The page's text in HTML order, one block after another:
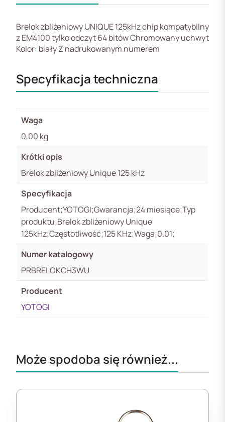
Brelok zbliżeniowy UNIQUE 125kHz chip kompatybilny
z EM4100 tylko odczyt 64 bitów Chromowany uchwyt
Kolor: biały Z nadrukowanym numerem
Specyfikacja techniczna
Waga
0,00 kg
Krótki opis
Brelok zbliżeniowy Unique 125 kHz
Specyfikacja
Producent;YOTOGI;Gwarancja;24 miesiące;Typ
produktu;Brelok zbliżeniowy Unique
125kHz;Częstotliwość;125 KHz;Waga;0.01;
Numer katalogowy
PRBRELOKCH3WU
Producent
YOTOGI
Może spodoba się również...